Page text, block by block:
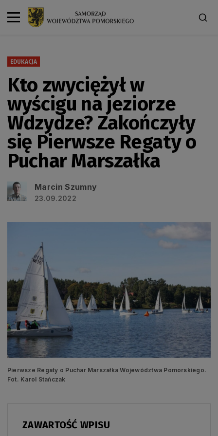
EDUKACJA
Kto zwyciężył w
wyścigu na jeziorze
Wdzydze? Zakończyły
się Pierwsze Regaty o
Puchar Marszałka
Marcin Szumny
23.09.2022
Pierwsze Regaty o Puchar Marszałka Województwa Pomorskiego.
Fot. Karol Stańczak
ZAWARTOŚĆ WPISU